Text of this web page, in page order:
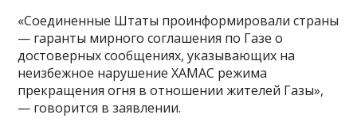
«Соединенные Штаты проинформировали страны
— гаранты мирного соглашения по Газе о
достоверных сообщениях, указывающих на
неизбежное нарушение ХАМАС режима
прекращения огня в отношении жителей Газы»,
— говорится в заявлении.